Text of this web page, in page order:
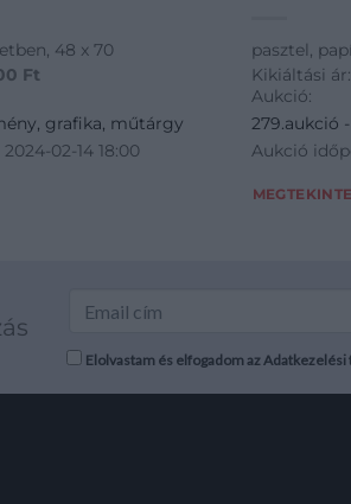
48 x 70
Ft
grafika, műtárgy
02-14 18:00
pasztel,
Kikiáltási ár:
Aukció:
279.aukció
Aukció
Elolvastam és elfogadom az